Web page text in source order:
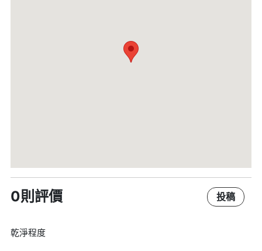
0則評價 投稿
乾淨程度